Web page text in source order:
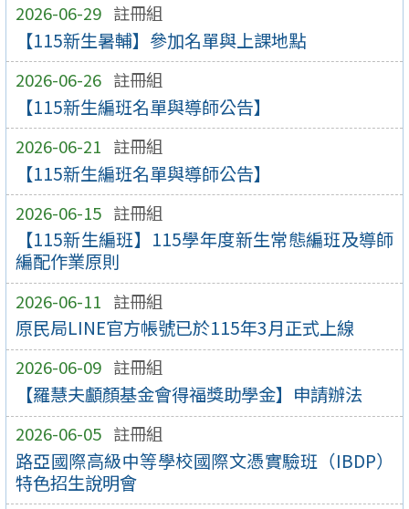
2026-06-29 註冊組
【115新生暑輔】參加名單與上課地點
2026-06-26 註冊組
【115新生編班名單與導師公告】
2026-06-21 註冊組
【115新生編班名單與導師公告】
2026-06-15 註冊組
【115新生編班】115學年度新生常態編班及導師
編配作業原則
2026-06-11 註冊組
原民局LINE官方帳號已於115年3月正式上線
2026-06-09 註冊組
【羅慧夫顱顏基金會得福獎助學金】申請辦法
2026-06-05 註冊組
路亞國際高級中等學校國際文憑實驗班（IBDP）
特色招生說明會